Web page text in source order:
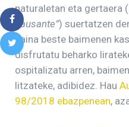
naturaletan eta gertaera
causante”) suertatzen
baina beste baimenen
disfrutatu beharko
ospitalizatu arren,
litzateke, adibidez. Hau
98/2018 ebazpenean,